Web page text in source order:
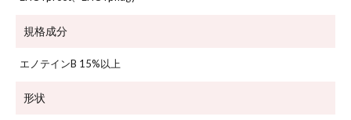
規格成分
エノテインB 15%以上
形状